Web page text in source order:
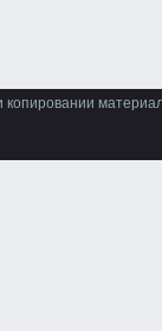
копировании